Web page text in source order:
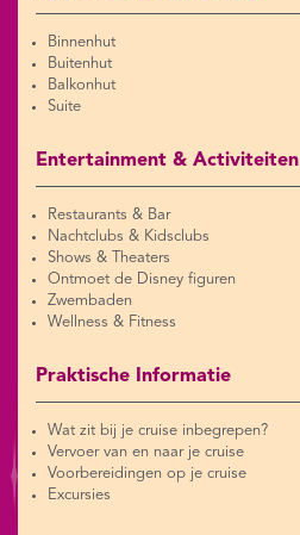
Binnenhut
Buitenhut
Balkonhut
Suite
Entertainment & Activiteiten
Restaurants & Bar
Nachtclubs & Kidsclubs
Shows & Theaters
Ontmoet de Disney figuren
Zwembaden
Wellness & Fitness
Praktische Informatie
Wat zit bij je cruise inbegrepen?
Vervoer van en naar je cruise
Voorbereidingen op je cruise
Excursies